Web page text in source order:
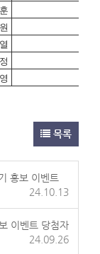
목록
홍보 이벤트
24.10.13
이벤트 당첨자
24.09.26